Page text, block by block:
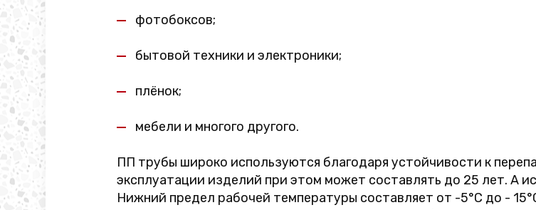
фотобоксов;
бытовой техники и электроники;
плёнок;
мебели и многого другого.
ПП трубы широко используются благодаря устойчивости к
эксплуатации изделий при этом может составлять до 25 лет. А
Нижний предел рабочей температуры составляет от -5°C до -